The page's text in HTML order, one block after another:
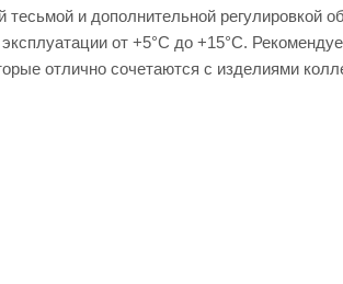
и дополнительной регулировкой
от +5°С до +15°С.
отлично сочетаются с изделиями